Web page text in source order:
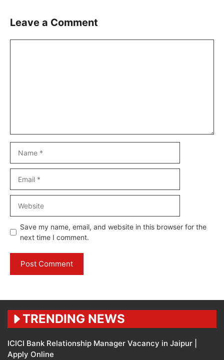
Leave a Comment
Save my name, email, and website in this browser for the
next time I comment.
TRENDING NEWS
ICICI Bank Relationship Manager Vacancy in Jaipur |
Apply Online